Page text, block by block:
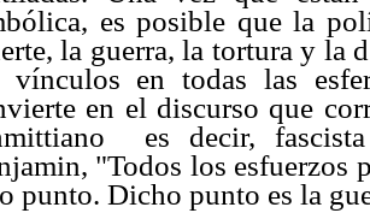
es posible que la
la guerra, la tortura y la
vínculos en todas las
en el discurso que
 es decir,
"Todos los esfuerzos
punto. Dicho punto es la